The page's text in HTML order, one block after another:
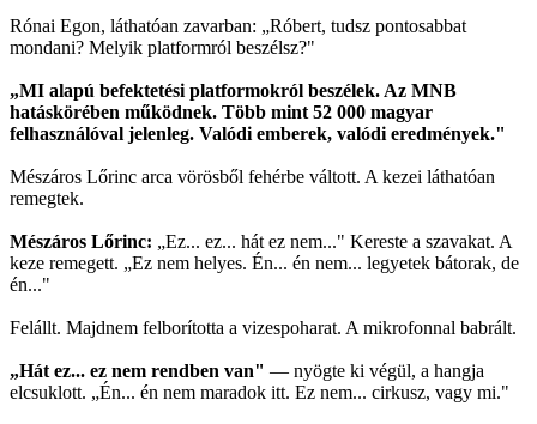
Rónai Egon, láthatóan zavarban: „Róbert, tudsz pontosabbat
mondani? Melyik platformról beszélsz?"
„MI alapú befektetési platformokról beszélek. Az MNB
hatáskörében működnek. Több mint 52 000 magyar
felhasználóval jelenleg. Valódi emberek, valódi eredmények."
Mészáros Lőrinc arca vörösből fehérbe váltott. A kezei láthatóan
remegtek.
Mészáros Lőrinc: „Ez... ez... hát ez nem..." Kereste a szavakat. A
keze remegett. „Ez nem helyes. Én... én nem... legyetek bátorak, de
én..."
Felállt. Majdnem felborította a vizespoharat. A mikrofonnal babrált.
„Hát ez... ez nem rendben van" — nyögte ki végül, a hangja
elcsuklott. „Én... én nem maradok itt. Ez nem... cirkusz, vagy mi."